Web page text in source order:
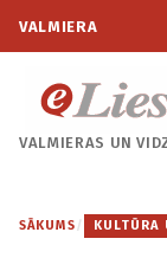
VALMIERA
VALMIERAS UN
SĀKUMS / KULTŪRA